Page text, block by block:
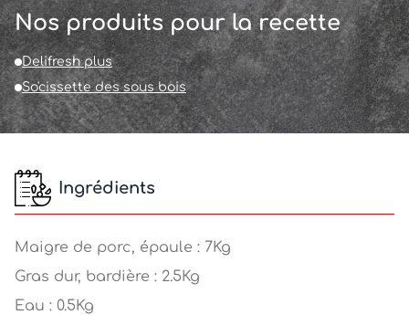
Nos produits pour la recette
Delifresh plus
So'cissette des sous bois
Ingrédients
Maigre de porc, épaule : 7Kg
Gras dur, bardière : 2.5Kg
Eau : 0.5Kg